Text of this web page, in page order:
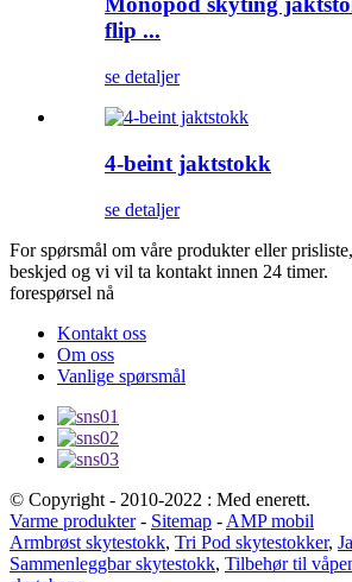
flip ...
se detaljer
4-beint jaktstokk
se detaljer
For spørsmål om våre produkter eller
beskjed og vi vil ta kontakt innen 24 timer.
forespørsel nå
Kontakt oss
Om oss
Vanlige spørsmål
© Copyright - 2010-2022 : Med enerett.
Varme produkter- Sitemap - AMP mobil
Armbrøst skytestokk, Tri Pod skytestokker,
Sammenleggbar skytestokk, Tilbehør til